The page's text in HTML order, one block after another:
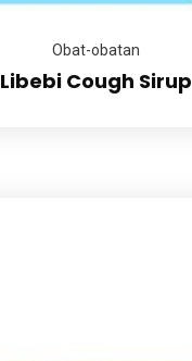
Obat-obatan
Libebi Cough Sirup